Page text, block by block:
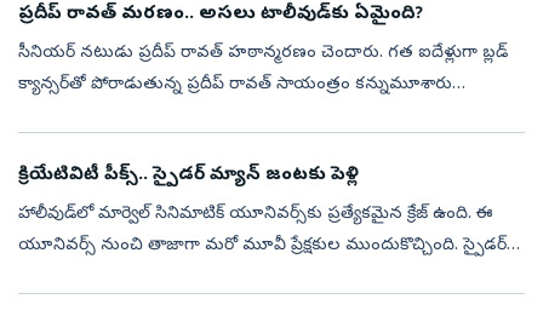
ప్రదీప్ రావత్ మరణం.. అసలు టాలీవుడ్‌కు ఏమైంది?
సీనియర్ నటుడు ప్రదీప్ రావత్ హఠాన్మరణం చెందారు. గత ఐదేళ్లుగా బ్లడ్‌
క్యాన్సర్‌తో పోరాడుతున్న ప్రదీప్ రావత్‌ సాయంత్రం కన్నుమూశారు
క్రియేటివిటీ పీక్స్.. స్పైడర్‌ మ్యాన్ జంటకు పెళ్లి
హాలీవుడ్‌లో మార్వెల్ సినిమాటిక్‌ యూనివర్స్‌కు ప్రత్యేకమైన క్రేజ్ ఉంది. ఈ
యూనివర్స్ నుంచి తాజాగా మరో మూవీ ప్రేక్షకుల ముందుకొచ్చింది. స్పైడర్